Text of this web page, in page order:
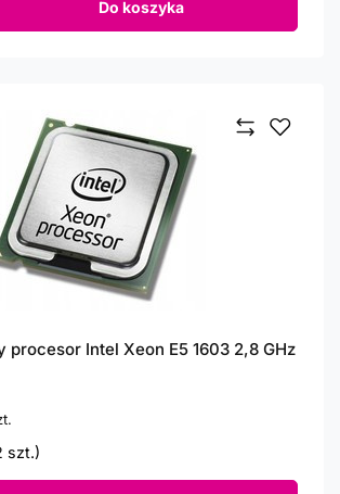
Do koszyka
procesor Intel Xeon E5 1603 2,8 GHz
szt.)